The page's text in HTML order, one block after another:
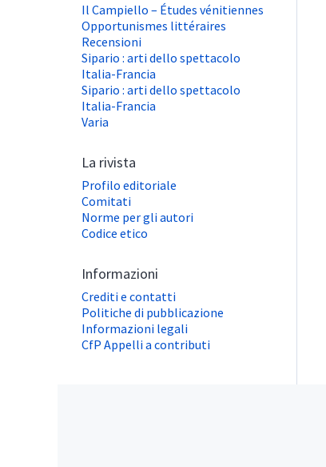
Il Campiello – Études vénitiennes
Opportunismes littéraires
Recensioni
Sipario : arti dello spettacolo
Italia-Francia
Sipario : arti dello spettacolo
Italia-Francia
Varia
La rivista
Profilo editoriale
Comitati
Norme per gli autori
Codice etico
Informazioni
Crediti e contatti
Politiche di pubblicazione
Informazioni legali
CfP Appelli a contributi